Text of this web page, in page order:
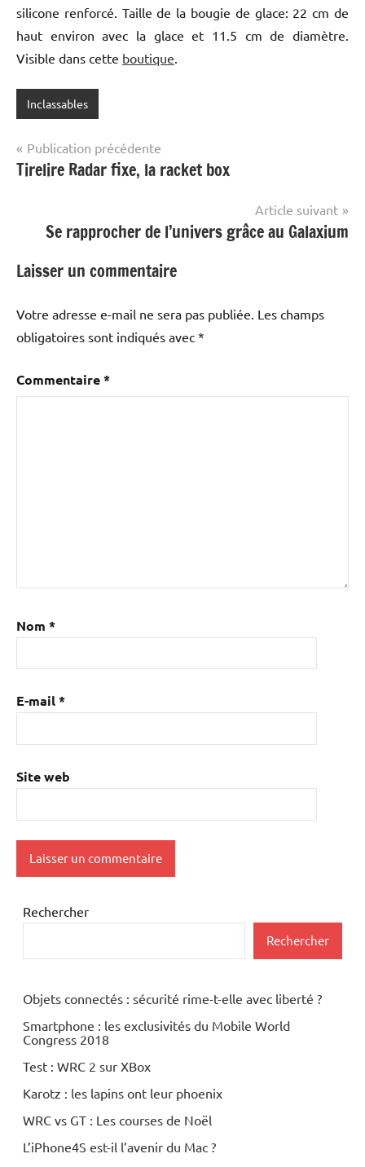
silicone renforcé. Taille de la bougie de glace: 22 cm de
haut environ avec la glace et 11.5 cm de diamètre.
Visible dans cette boutique
Inclassables
Navigation
de
Publication précédente
Tirelire Radar fixe, la racket box
Article suivant
Se rapprocher de l’univers grâce au Galaxium
Laisser un commentaire
Votre adresse e-mail ne sera pas publiée. Les champs
obligatoires sont indiqués avec *
Commentaire*
Nom *
E-mail*
Site web
Rechercher
Rechercher
Objets connectés : sécurité rime-t-elle avec liberté ?
Smartphone : les exclusivités du Mobile World
Congress 2018
Test : WRC 2 sur XBox
Karotz : les lapins ont leur phoenix
WRC vs GT : Les courses de Noël
L’iPhone4S est-il l’avenir du Mac ?